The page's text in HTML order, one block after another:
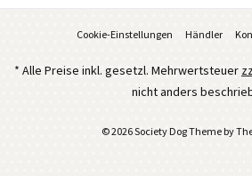
Cookie-Einstellungen Händler
* Alle Preise inkl. gesetzl. Mehrwertsteuer
nicht anders
© 2026 Society Dog Theme by